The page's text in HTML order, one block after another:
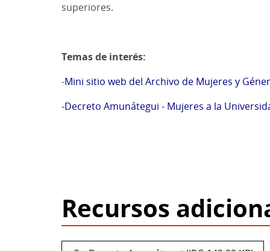
superiores.
Temas de interés:
-Mini sitio web del Archivo de Mujeres y
-Decreto Amunátegui - Mujeres a la
Recursos